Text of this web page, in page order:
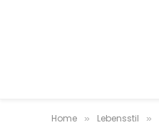
Home » Lebensstil »